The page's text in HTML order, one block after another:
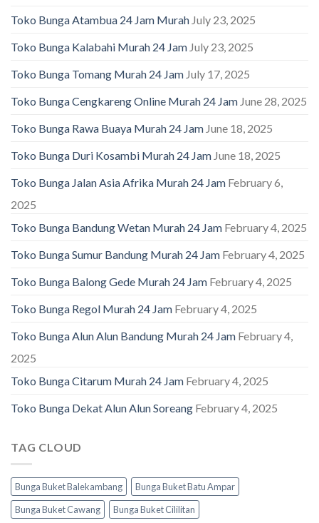
Toko Bunga Atambua 24 Jam Murah July 23, 2025
Toko Bunga Kalabahi Murah 24 Jam July 23, 2025
Toko Bunga Tomang Murah 24 Jam July 17, 2025
Toko Bunga Cengkareng Online Murah 24 Jam June 28, 2025
Toko Bunga Rawa Buaya Murah 24 Jam June 18, 2025
Toko Bunga Duri Kosambi Murah 24 Jam June 18, 2025
Toko Bunga Jalan Asia Afrika Murah 24 Jam February 6,
2025
Toko Bunga Bandung Wetan Murah 24 Jam February 4, 2025
Toko Bunga Sumur Bandung Murah 24 Jam February 4, 2025
Toko Bunga Balong Gede Murah 24 Jam February 4, 2025
Toko Bunga Regol Murah 24 Jam February 4, 2025
Toko Bunga Alun Alun Bandung Murah 24 Jam February 4,
2025
Toko Bunga Citarum Murah 24 Jam February 4, 2025
Toko Bunga Dekat Alun Alun Soreang February 4, 2025
TAG CLOUD
Bunga Buket Balekambang
Bunga Buket Batu Ampar
Bunga Buket Cawang
Bunga Buket Cililitan